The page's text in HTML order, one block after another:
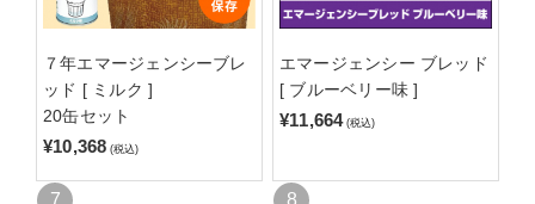
７年エマージェンシーブレ
ッド [ ミルク ]
20缶セット
¥10,368 (税込)
エマージェンシー ブレッド
[ ブルーベリー味 ]
¥11,664 (税込)